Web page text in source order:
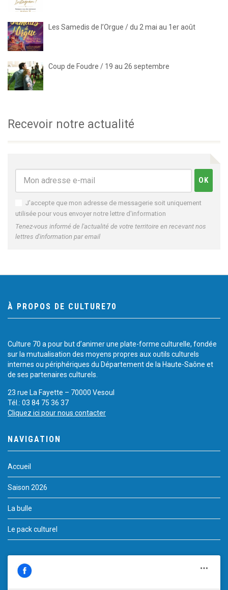
Les Samedis de l’Orgue / du 2 mai au 1er août
Coup de Foudre / 19 au 26 septembre
Recevoir notre actualité
J'accepte que mon adresse de messagerie soit uniquement
utilisée pour vous envoyer notre lettre d'information
Tenez-vous informé de l'actualité de votre territoire en recevant nos
lettres d'information par email
À PROPOS DE CULTURE70
Culture 70 a pour but d’animer une plate-forme culturelle, fondée
sur la mutualisation des moyens propres aux outils culturels
internes ou périphériques du Département de la Haute-Saône et
de ses partenaires culturels.
23 rue La Fayette – 70000 Vesoul
Tél.: 03 84 75 36 37
Cliquez ici pour nous contacter
NAVIGATION
Accueil
Saison 2026
La bulle
Le pack culturel